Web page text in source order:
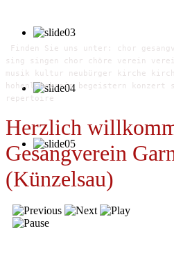
Finden Sie uns unter: chor
sing singen chor chöre verein
musik kultur neubürger kirche
hohenlohekreis begeistern konzert
repertoire
Herzlich
Gesangverein
(Künzelsau)